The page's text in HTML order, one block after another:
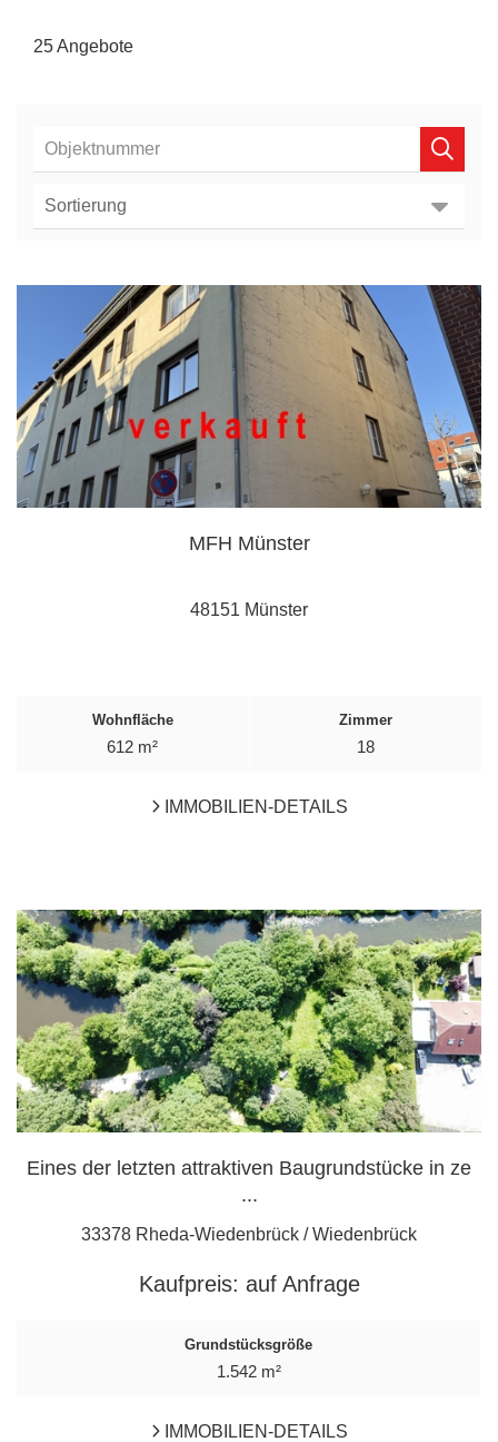
25 Angebote
MFH Münster
48151 Münster
Wohnfläche
612 m²
Zimmer
18
IMMOBILIEN-DETAILS
Eines der letzten attraktiven Baugrundstücke in ze
...
33378 Rheda-Wiedenbrück / Wiedenbrück
Kaufpreis: auf Anfrage
Grundstücksgröße
1.542 m²
IMMOBILIEN-DETAILS